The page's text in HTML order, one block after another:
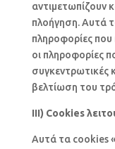
αντιμετωπίζουν
πλοήγηση. Αυτά
πληροφορίες που
οι πληροφορίες
συγκεντρωτικές
βελτίωση του
III) Cookies
Αυτά τα cookies